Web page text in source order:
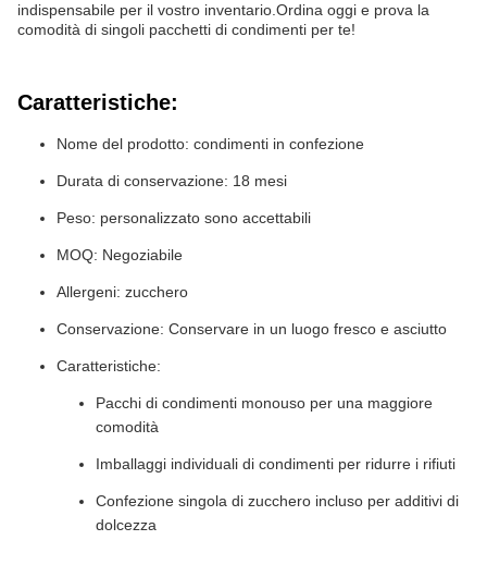
indispensabile per il vostro inventario.Ordina oggi e prova la
comodità di singoli pacchetti di condimenti per te!
Caratteristiche:
Nome del prodotto: condimenti in confezione
Durata di conservazione: 18 mesi
Peso: personalizzato sono accettabili
MOQ: Negoziabile
Allergeni: zucchero
Conservazione: Conservare in un luogo fresco e asciutto
Caratteristiche:
Pacchi di condimenti monouso per una maggiore
comodità
Imballaggi individuali di condimenti per ridurre i rifiuti
Confezione singola di zucchero incluso per additivi di
dolcezza